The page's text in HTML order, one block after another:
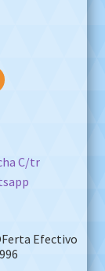
Efectivo